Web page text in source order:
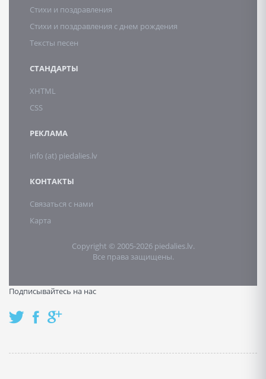
Стихи и поздравления
Стихи и поздравления с днем рождения
Тексты песен
СТАНДАРТЫ
XHTML
CSS
РЕКЛАМА
info (at) piedalies.lv
КОНТАКТЫ
Связаться с нами
Карта
Copyright © 2005-2026 piedalies.lv.
Все права защищены.
Подписывайтесь на нас